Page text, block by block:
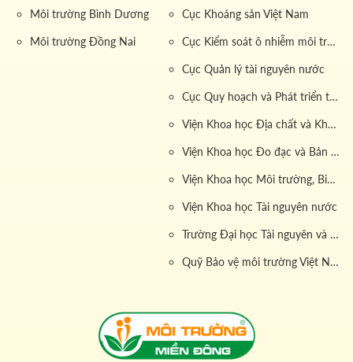
sạch sẽ sau khi hoàn thành.
hàng sẽ được hỗ trợ miễn phí khảo sát và tìm vị trí hầm
chứa nếu chưa xác định được. Quý khách cũng sẽ
được hưởng nhiều chương trình khuyến mãi hấp dẫn
ưu đãi cho những lần đăng ký tiếp
1.3. Báo giá dịch vụ hút hầm cầu xe 8 khối và các yếu
Một trong những vấn đề được khách hàng quan tâm
dịch vụ hút hầm cầu xe 8 khối
minh bạch để khách hàng dễ dàng tham khảo và dự
Môi trường Bình Dương
Môi trường Đồng Nai
Cục Khoáng sản Việt Nam
Cục Kiểm soát ô nhiễm môi trường
Cục Quản lý tài nguyên nước
Cục Quy hoạch và Phát triển tài nguyên đất
Viện Khoa học Địa chất và Khoáng sản
Viện Khoa học Đo đạc và Bản đồ
Viện Khoa học Môi trường, Biển và Hải đảo
Viện Khoa học Tài nguyên nước
Trường Đại học Tài nguyên và Môi trường
Quỹ Bảo vệ môi trường Việt Nam